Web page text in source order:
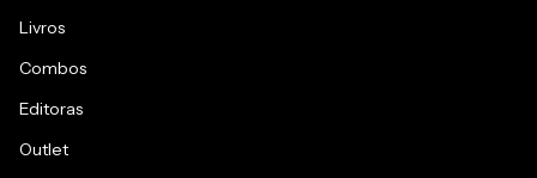
Livros
Combos
Editoras
Outlet